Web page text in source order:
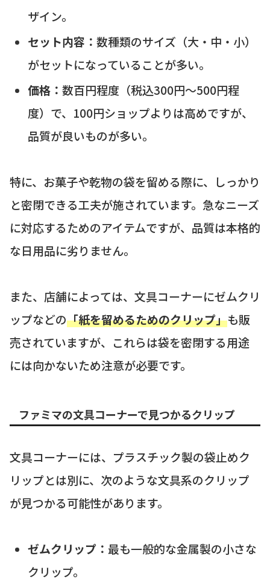
ザイン。
セット内容： 数種類のサイズ（大・中・小）
がセットになっていることが多い。
価格： 数百円程度（税込300円〜500円程
度）で、100円ショップよりは高めですが、
品質が良いものが多い。
特に、お菓子や乾物の袋を留める際に、しっかり
と密閉できる工夫が施されています。急なニーズ
に対応するためのアイテムですが、品質は本格的
な日用品に劣りません。
また、店舗によっては、文具コーナーにゼムクリ
ップなどの「紙を留めるためのクリップ」も販
売されていますが、これらは袋を密閉する用途
には向かないため注意が必要です。
ファミマの文具コーナーで見つかるクリップ
文具コーナーには、プラスチック製の袋止めク
リップとは別に、次のような文具系のクリップ
が見つかる可能性があります。
ゼムクリップ： 最も一般的な金属製の小さな
クリップ。